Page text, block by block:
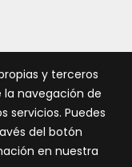
y terceros
navegación de
servicios. Puedes
del botón
en nuestra